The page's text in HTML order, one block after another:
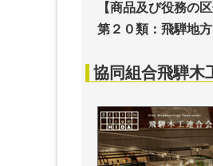
【商品及び役務の
第２０類：飛騨地
協同組合飛騨木